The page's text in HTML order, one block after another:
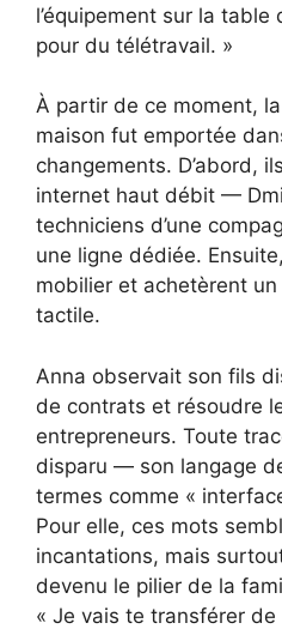
l’équipement sur la table
pour du télétravail. »
À partir de ce moment,
maison fut emportée
changements. D’abord,
internet haut débit —
techniciens d’une
une ligne dédiée.
mobilier et achetèrent
tactile.
Anna observait son fils
de contrats et résoudre
entrepreneurs. Toute
disparu — son langage
termes comme «
Pour elle, ces mots
incantations, mais
devenu le pilier de la
« Je vais te transférer de